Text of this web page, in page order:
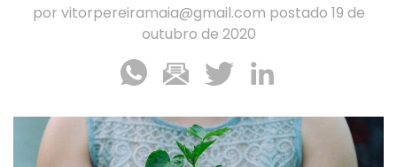
por vitorpereiramaia@gmail.com postado 19 de
outubro de 2020